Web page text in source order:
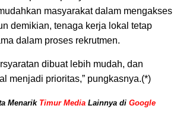
masyarakat dalam mengakses
demikian, tenaga kerja lokal tetap
dalam proses rekrutmen.
dibuat lebih mudah, dan
menjadi prioritas,” pungkasnya.(*)
Menarik Timur Media Lainnya di Google